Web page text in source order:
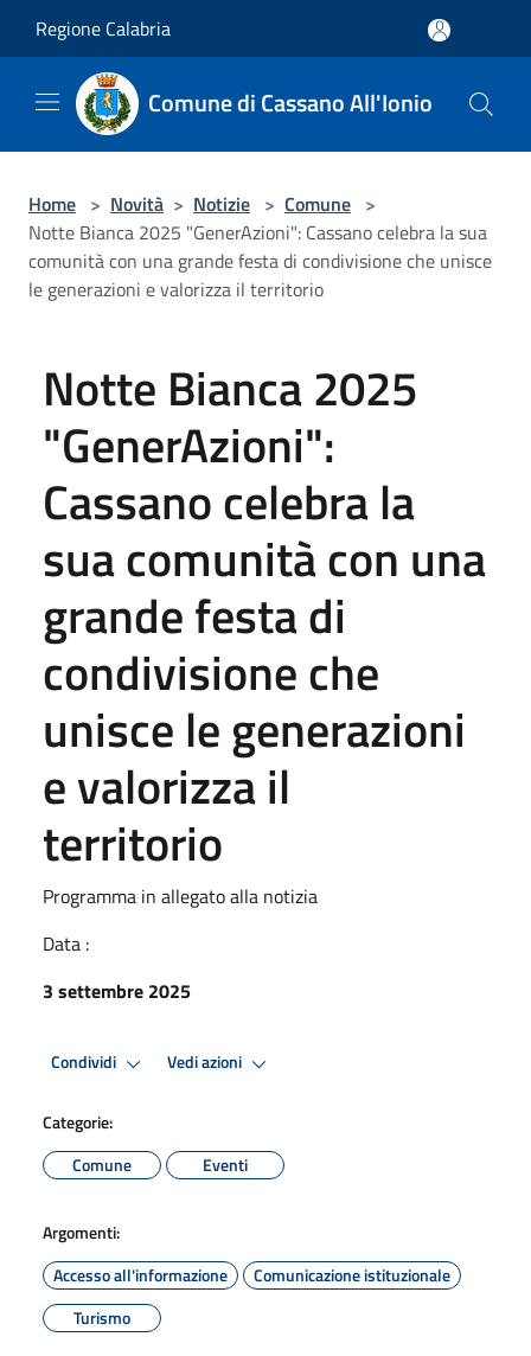
Regione Calabria
Comune di Cassano All'Ionio
Home > Novità > Notizie > Comune >
Notte Bianca 2025 "GenerAzioni": Cassano celebra la sua
comunità con una grande festa di condivisione che unisce
le generazioni e valorizza il territorio
Notte Bianca 2025
"GenerAzioni":
Cassano celebra la
sua comunità con una
grande festa di
condivisione che
unisce le generazioni
e valorizza il
territorio
Programma in allegato alla notizia
Data :
3 settembre 2025
Condividi Vedi azioni
Categorie:
Comune
Eventi
Argomenti:
Accesso all'informazione
Comunicazione istituzionale
Turismo